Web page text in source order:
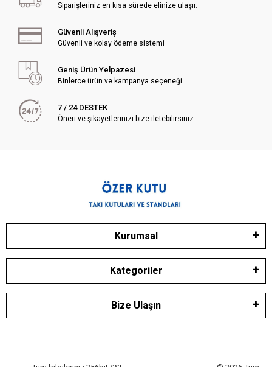
Siparişleriniz en kısa sürede elinize ulaşır.
Güvenli Alışveriş
Güvenli ve kolay ödeme sistemi
Geniş Ürün Yelpazesi
Binlerce ürün ve kampanya seçeneği
7 / 24 DESTEK
Öneri ve şikayetlerinizi bize iletebilirsiniz.
Kurumsal
Kategoriler
Bize Ulaşın